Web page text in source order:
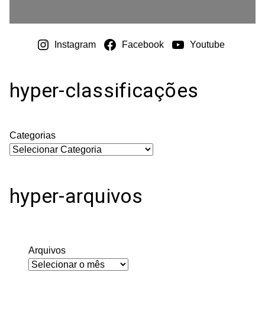
Instagram Facebook Youtube
hyper-classificações
Categorias
hyper-arquivos
Arquivos